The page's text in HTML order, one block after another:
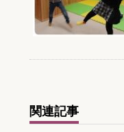
関連記事